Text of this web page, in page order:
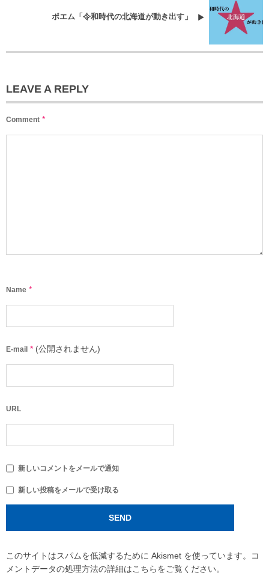
ポエム「令和時代の北海道が動き出す」
LEAVE A REPLY
Comment *
Name *
E-mail * (公開されません)
URL
新しいコメントをメールで通知
新しい投稿をメールで受け取る
このサイトはスパムを低減するために Akismet を使っています。
コ
メントデータの処理方法の詳細はこちらをご覧ください。